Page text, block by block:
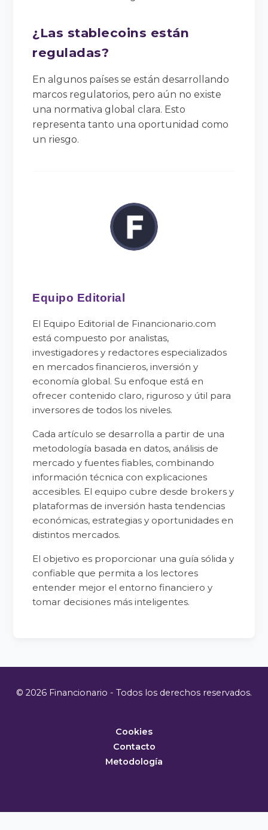
¿Las stablecoins están
reguladas?
En algunos países se están desarrollando
marcos regulatorios, pero aún no existe
una normativa global clara. Esto
representa tanto una oportunidad como
un riesgo.
Equipo Editorial
El Equipo Editorial de Financionario.com
está compuesto por analistas,
investigadores y redactores especializados
en mercados financieros, inversión y
economía global. Su enfoque está en
ofrecer contenido claro, riguroso y útil para
inversores de todos los niveles.
Cada artículo se desarrolla a partir de una
metodología basada en datos, análisis de
mercado y fuentes fiables, combinando
información técnica con explicaciones
accesibles. El equipo cubre desde brokers y
plataformas de inversión hasta tendencias
económicas, estrategias y oportunidades en
distintos mercados.
El objetivo es proporcionar una guía sólida y
confiable que permita a los lectores
entender mejor el entorno financiero y
tomar decisiones más inteligentes.
© 2026 Financionario - Todos los derechos reservados.
Cookies
Contacto
Metodología